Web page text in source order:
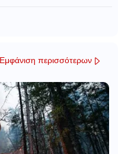
Εμφάνιση περισσότερων